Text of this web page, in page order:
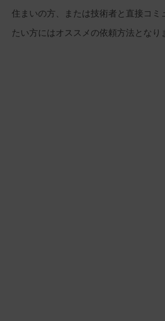
住まいの方、または技術者と直接コミ
たい方にはオススメの依頼方法となり